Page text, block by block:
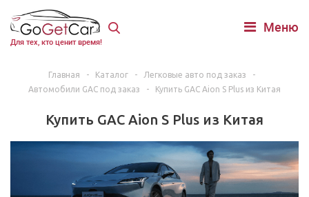
Для тех, кто ценит время!
Меню
Главная - Каталог - Легковые авто под заказ
-
Автомобили GAC под заказ
- Купить GAC Aion S Plus из Китая
Купить GAC Aion S Plus из Китая